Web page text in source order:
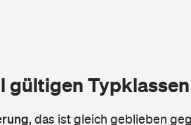
gültigen
, das ist gleich geblieben